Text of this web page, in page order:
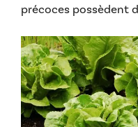
précoces possèdent